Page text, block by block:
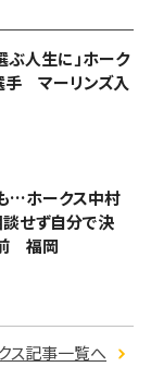
ぶ人生に」ホーク
手 マーリンズ入
…ホークス中村
せず自分で決
福岡
ス記事一覧へ